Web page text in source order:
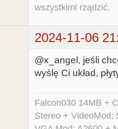
wszystkimi rządzić.
2024-11-06
@x_angel, jeśli
wyślę Ci układ,
Falcon030 14MB +
Stereo + VideoMod;